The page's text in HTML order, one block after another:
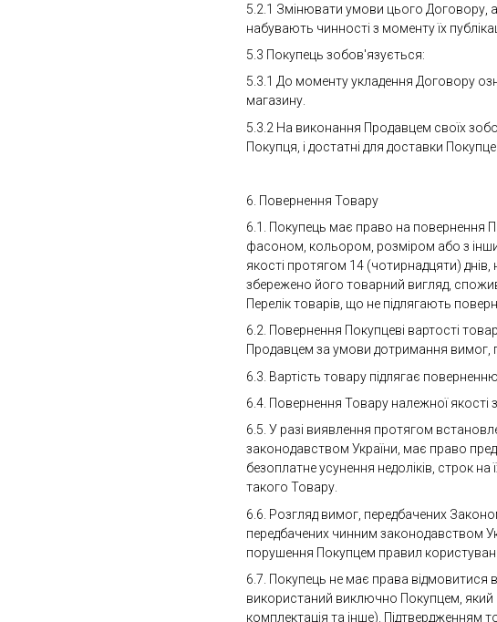
5.2.1 Змінювати умови цього Договору,
набувають чинності з моменту їх
5.3 Покупець зобов'язується:
5.3.1 До моменту укладення Договору
магазину.
5.3.2 На виконання Продавцем своїх
Покупця, і достатні для доставки
6. Повернення Товару
6.1. Покупець має право на повернення
фасоном, кольором, розміром або з
якості протягом 14 (чотирнадцяти)
збережено його товарний вигляд,
Перелік товарів, що не підлягають
6.2. Повернення Покупцеві вартості
Продавцем за умови дотримання вимог,
6.3. Вартість товару підлягає
6.4. Повернення Товару належної
6.5. У разі виявлення протягом
законодавством України, має право
безоплатне усунення недоліків, строк
такого Товару.
6.6. Розгляд вимог, передбачених
передбачених чинним законодавством
порушення Покупцем правил
6.7. Покупець не має права відмовитися
використаний виключно Покупцем, який
комплектація та інше). Підтвердженням